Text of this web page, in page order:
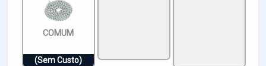
COMUM
(Sem Custo)